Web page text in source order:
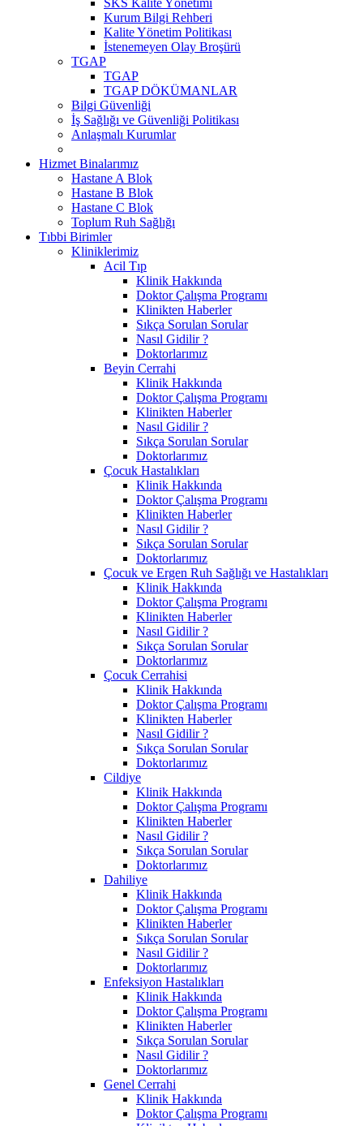
Kurum Bilgi Rehberi
Kalite Yönetim Politikası
İstenemeyen Olay Broşürü
TGAP
TGAP
TGAP DÖKÜMANLAR
Bilgi Güvenliği
İş Sağlığı ve Güvenliği Politikası
Anlaşmalı Kurumlar
Hizmet Binalarımız
Hastane A Blok
Hastane B Blok
Hastane C Blok
Toplum Ruh Sağlığı
Tıbbi Birimler
Kliniklerimiz
Acil Tıp
Klinik Hakkında
Doktor Çalışma Programı
Klinikten Haberler
Sıkça Sorulan Sorular
Nasıl Gidilir ?
Doktorlarımız
Beyin Cerrahi
Klinik Hakkında
Doktor Çalışma Programı
Klinikten Haberler
Nasıl Gidilir ?
Sıkça Sorulan Sorular
Doktorlarımız
Çocuk Hastalıkları
Klinik Hakkında
Doktor Çalışma Programı
Klinikten Haberler
Nasıl Gidilir ?
Sıkça Sorulan Sorular
Doktorlarımız
Çocuk ve Ergen Ruh Sağlığı ve Hastalıkları
Klinik Hakkında
Doktor Çalışma Programı
Klinikten Haberler
Nasıl Gidilir ?
Sıkça Sorulan Sorular
Doktorlarımız
Çocuk Cerrahisi
Klinik Hakkında
Doktor Çalışma Programı
Klinikten Haberler
Nasıl Gidilir ?
Sıkça Sorulan Sorular
Doktorlarımız
Cildiye
Klinik Hakkında
Doktor Çalışma Programı
Klinikten Haberler
Nasıl Gidilir ?
Sıkça Sorulan Sorular
Doktorlarımız
Dahiliye
Klinik Hakkında
Doktor Çalışma Programı
Klinikten Haberler
Sıkça Sorulan Sorular
Nasıl Gidilir ?
Doktorlarımız
Enfeksiyon Hastalıkları
Klinik Hakkında
Doktor Çalışma Programı
Klinikten Haberler
Sıkça Sorulan Sorular
Nasıl Gidilir ?
Doktorlarımız
Genel Cerrahi
Klinik Hakkında
Doktor Çalışma Programı